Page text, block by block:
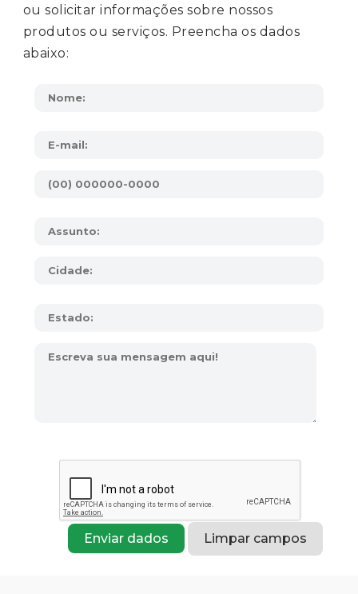
ou solicitar informações sobre nossos
produtos ou serviços. Preencha os dados
abaixo:
Enviar dados